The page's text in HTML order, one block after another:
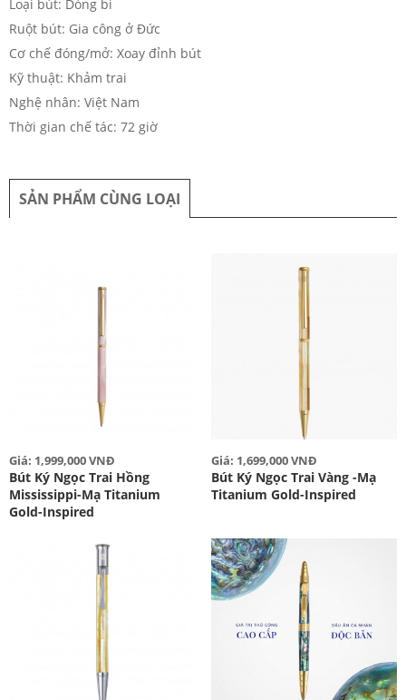
Loại bút: Dòng bi
Ruột bút: Gia công ở Đức
Cơ chế đóng/mở: Xoay đỉnh bút
Kỹ thuật: Khảm trai
Nghệ nhân: Việt Nam
Thời gian chế tác: 72 giờ
SẢN PHẨM CÙNG LOẠI
Giá: 1,999,000 VNĐ
Bút Ký Ngọc Trai Hồng
Mississippi-Mạ Titanium
Gold-Inspired
Giá: 1,699,000 VNĐ
Bút Ký Ngọc Trai Vàng -Mạ
Titanium Gold-Inspired